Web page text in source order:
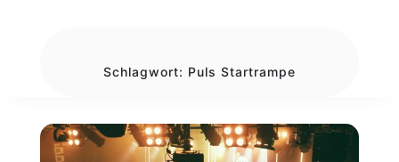
Schlagwort: Puls Startrampe